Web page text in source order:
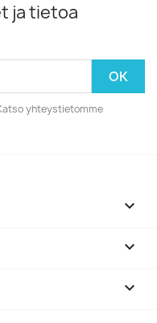
ja tietoa
yhteystietomme


